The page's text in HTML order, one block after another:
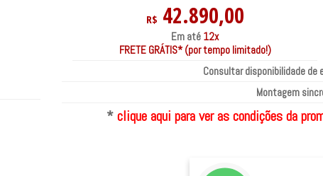
R$ 42.890,00
Em até 12x
FRETE GRÁTIS* (por tempo limitado!)
Consultar disponibilidade
Montagem
*clique aqui para ver as condições da